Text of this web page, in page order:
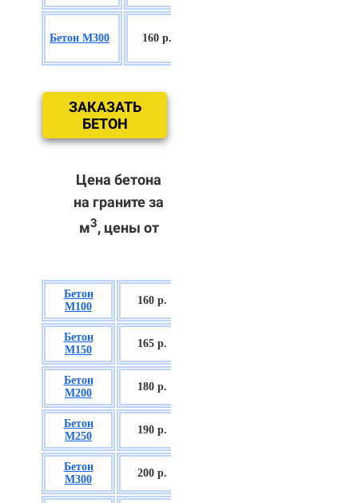
Бетон М300 160 р.
ЗАКАЗАТЬ
БЕТОН
Цена бетона
на граните за
м3, цены от
Бетон
М100
160 р.
Бетон
М150
165 р.
Бетон
М200
180 р.
Бетон
М250
190 р.
Бетон
М300
200 р.